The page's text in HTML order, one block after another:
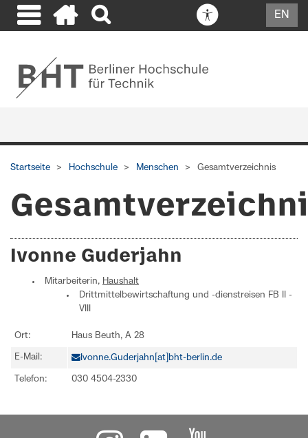
EN
Startseite Hochschule Menschen Gesamtverzeichnis
Ivonne Guderjahn
Mitarbeiterin, Haushalt
Drittmittelbewirtschaftung und -dienstreisen FB II -
VIII
Ort: Haus Beuth, A 28
E-Mail: Ivonne.Guderjahn[at]bht-berlin.de
Telefon: 030 4504-2330